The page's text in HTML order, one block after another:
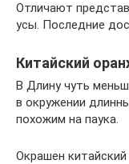
Отличают
усы. Последние
Китайский
В Длину чуть
в окружении
похожим на паука.
Окрашен